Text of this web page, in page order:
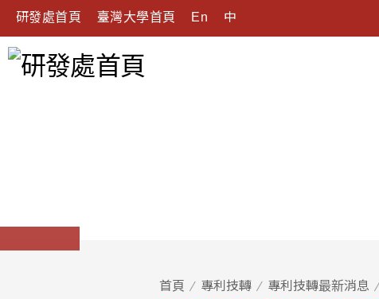
研發處首頁 臺灣大學首頁 En 中
首頁 專利技轉 專利技轉最新消息